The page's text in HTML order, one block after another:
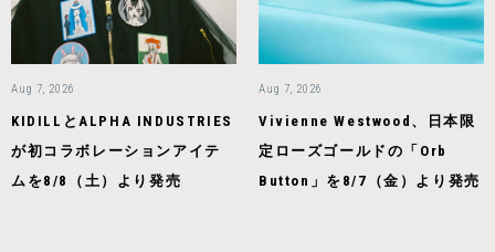
Aug 7, 2026
KIDILLとALPHA INDUSTRIES
が初コラボレーションアイテ
ムを8/8（土）より発売
Aug 7, 2026
Vivienne Westwood、日本限
定ローズゴールドの「Orb
Button」を8/7（金）より発売